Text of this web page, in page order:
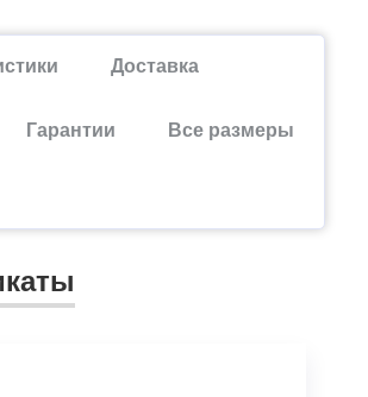
Доставка
Гарантии Все размеры